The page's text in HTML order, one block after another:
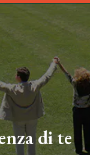
di te